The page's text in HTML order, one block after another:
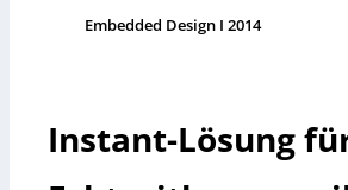
Embedded Design I 2014
Instant-Lösung